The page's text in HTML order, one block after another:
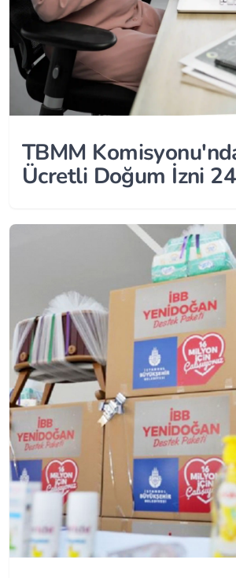
TBMM
Ücretli Doğum İzni